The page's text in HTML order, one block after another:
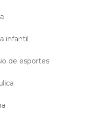
infantil
de esportes